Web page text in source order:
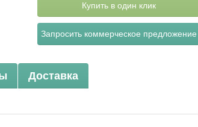
Купить в один клик
Запросить коммерческое предложение
Доставка